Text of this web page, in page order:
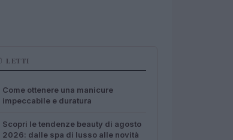
LETTI
Come ottenere una manicure
impeccabile e duratura
Scopri le tendenze beauty di agosto
2026: dalle spa di lusso alle novità